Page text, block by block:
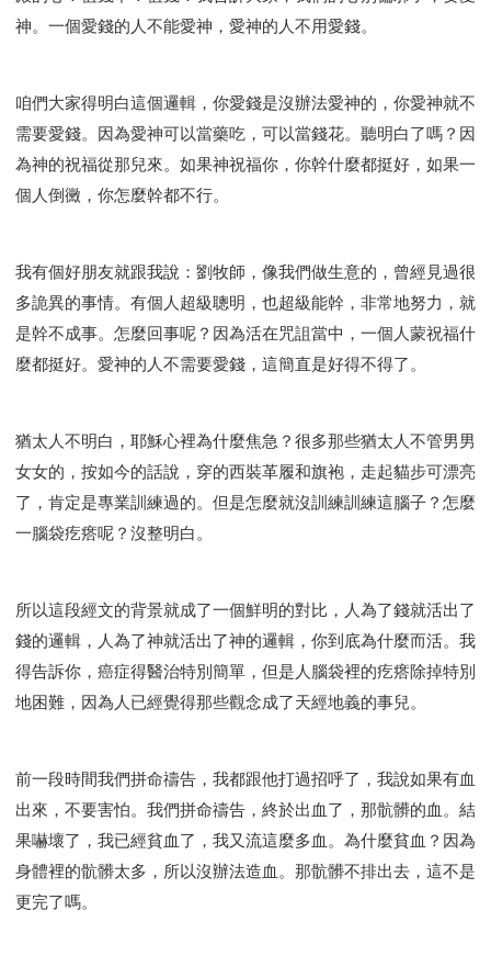
神。一個愛錢的人不能愛神，愛神的人不用愛錢。
咱們大家得明白這個邏輯，你愛錢是沒辦法愛神的，你愛神就不
需要愛錢。因為愛神可以當藥吃，可以當錢花。聽明白了嗎？因
為神的祝福從那兒來。如果神祝福你，你幹什麼都挺好，如果一
個人倒黴，你怎麼幹都不行。
我有個好朋友就跟我說：劉牧師，像我們做生意的，曾經見過很
多詭異的事情。有個人超級聰明，也超級能幹，非常地努力，就
是幹不成事。怎麼回事呢？因為活在咒詛當中，一個人蒙祝福什
麼都挺好。愛神的人不需要愛錢，這簡直是好得不得了。
猶太人不明白，耶穌心裡為什麼焦急？很多那些猶太人不管男男
女女的，按如今的話說，穿的西裝革履和旗袍，走起貓步可漂亮
了，肯定是專業訓練過的。但是怎麼就沒訓練訓練這腦子？怎麼
一腦袋疙瘩呢？沒整明白。
所以這段經文的背景就成了一個鮮明的對比，人為了錢就活出了
錢的邏輯，人為了神就活出了神的邏輯，你到底為什麼而活。我
得告訴你，癌症得醫治特別簡單，但是人腦袋裡的疙瘩除掉特別
地困難，因為人已經覺得那些觀念成了天經地義的事兒。
前一段時間我們拼命禱告，我都跟他打過招呼了，我說如果有血
出來，不要害怕。我們拼命禱告，終於出血了，那骯髒的血。結
果嚇壞了，我已經貧血了，我又流這麼多血。為什麼貧血？因為
身體裡的骯髒太多，所以沒辦法造血。那骯髒不排出去，這不是
更完了嗎。